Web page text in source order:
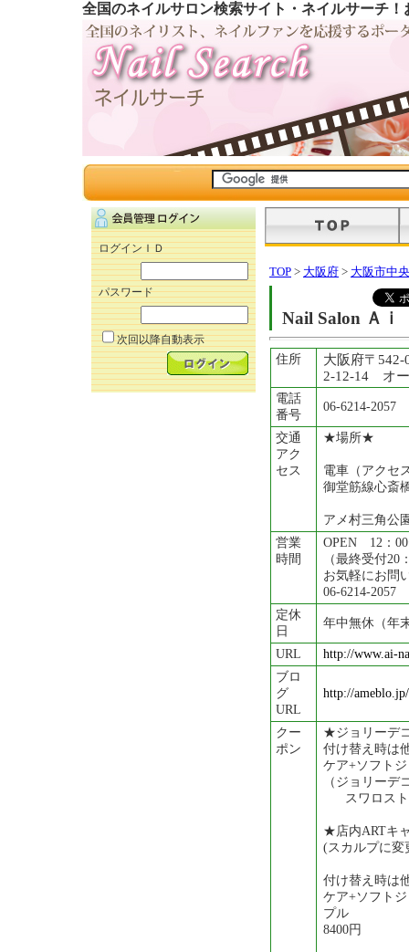
全国のネイルサロン検索サイト・ネイルサーチ
ログインＩＤ
パスワード
次回以降自動表示
TOP > 大阪府 > 大阪市中
Nail Salon Ａ
住所
大阪府〒
2-12-14 オ
電話
番号
06-6214-2057
交通
アク
セス
★場所★
電車（アクセ
御堂筋線心斎
アメ村三角公
営業
時間
OPEN 12：
（最終受付20
お気軽にお問
06-6214-2057
定休
日
年中無休（年
URL
http://www.ai-
ブロ
グ
URL
http://
クー
ポン
★ジョリーデ
付け替え時は
ケア+ソフト
（ジョリーデ
スワロスト
★店内ARTキ
(スカルプに変
付け替え時は
ケア+ソフト
プル
8400円